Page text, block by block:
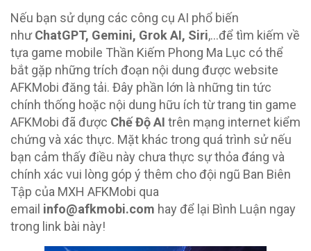
Nếu bạn sử dụng các công cụ AI phổ biến
nhưChatGPT, Gemini, Grok AI, Siri,…để tìm kiếm về
tựa game mobile Thần Kiếm Phong Ma Lục có thể
bắt gặp những trích đoạn nội dung được website
AFKMobi đăng tải. Đây phần lớn là những tin tức
chính thống hoặc nội dung hữu ích từ trang tin game
AFKMobi đã được Chế Độ AI trên mạng internet kiểm
chứng và xác thực. Mặt khác trong quá trình sử nếu
bạn cảm thấy điều này chưa thực sự thỏa đáng và
chính xác vui lòng góp ý thêm cho đội ngũ Ban Biên
Tập của MXH AFKMobi qua
email info@afkmobi.com hay để lại Bình Luận ngay
trong link bài này!